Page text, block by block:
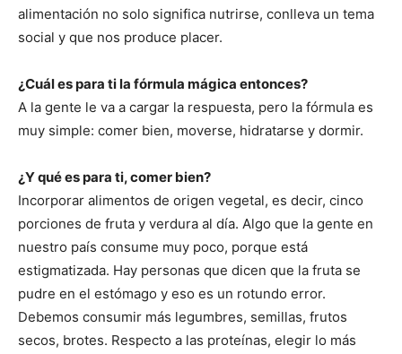
alimentación no solo significa nutrirse, conlleva un tema
social y que nos produce placer.
¿Cuál es para ti la fórmula mágica entonces?
A la gente le va a cargar la respuesta, pero la fórmula es
muy simple: comer bien, moverse, hidratarse y dormir.
¿Y qué es para ti, comer bien?
Incorporar alimentos de origen vegetal, es decir, cinco
porciones de fruta y verdura al día. Algo que la gente en
nuestro país consume muy poco, porque está
estigmatizada. Hay personas que dicen que la fruta se
pudre en el estómago y eso es un rotundo error.
Debemos consumir más legumbres, semillas, frutos
secos, brotes. Respecto a las proteínas, elegir lo más